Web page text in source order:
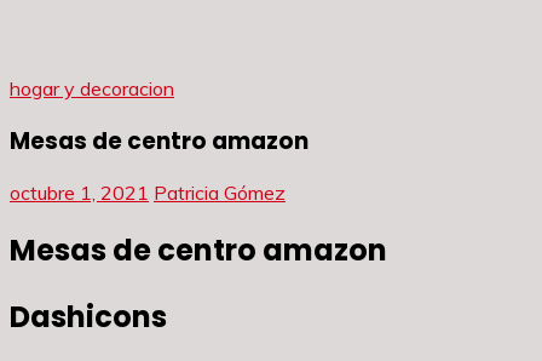
hogar y decoracion
Mesas de centro amazon
octubre 1, 2021 Patricia Gómez
Mesas de centro amazon
Dashicons